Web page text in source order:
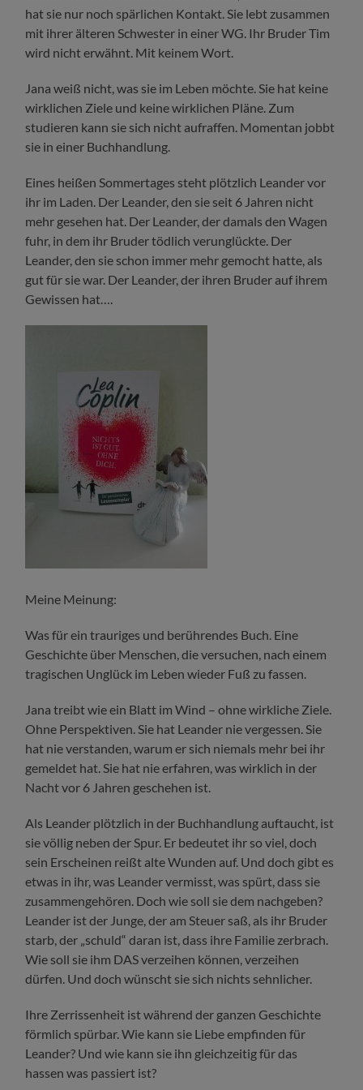
hat sie nur noch spärlichen Kontakt. Sie lebt zusammen
mit ihrer älteren Schwester in einer WG. Ihr Bruder Tim
wird nicht erwähnt. Mit keinem Wort.
Jana weiß nicht, was sie im Leben möchte. Sie hat keine
wirklichen Ziele und keine wirklichen Pläne. Zum
studieren kann sie sich nicht aufraffen. Momentan jobbt
sie in einer Buchhandlung.
Eines heißen Sommertages steht plötzlich Leander vor
ihr im Laden. Der Leander, den sie seit 6 Jahren nicht
mehr gesehen hat. Der Leander, der damals den Wagen
fuhr, in dem ihr Bruder tödlich verunglückte. Der
Leander, den sie schon immer mehr gemocht hatte, als
gut für sie war. Der Leander, der ihren Bruder auf ihrem
Gewissen hat….
Meine Meinung:
Was für ein trauriges und berührendes Buch. Eine
Geschichte über Menschen, die versuchen, nach einem
tragischen Unglück im Leben wieder Fuß zu fassen.
Jana treibt wie ein Blatt im Wind – ohne wirkliche Ziele.
Ohne Perspektiven. Sie hat Leander nie vergessen. Sie
hat nie verstanden, warum er sich niemals mehr bei ihr
gemeldet hat. Sie hat nie erfahren, was wirklich in der
Nacht vor 6 Jahren geschehen ist.
Als Leander plötzlich in der Buchhandlung auftaucht, ist
sie völlig neben der Spur. Er bedeutet ihr so viel, doch
sein Erscheinen reißt alte Wunden auf. Und doch gibt es
etwas in ihr, was Leander vermisst, was spürt, dass sie
zusammengehören. Doch wie soll sie dem nachgeben?
Leander ist der Junge, der am Steuer saß, als ihr Bruder
starb, der „schuld“ daran ist, dass ihre Familie zerbrach.
Wie soll sie ihm DAS verzeihen können, verzeihen
dürfen. Und doch wünscht sie sich nichts sehnlicher.
Ihre Zerrissenheit ist während der ganzen Geschichte
förmlich spürbar. Wie kann sie Liebe empfinden für
Leander? Und wie kann sie ihn gleichzeitig für das
hassen was passiert ist?